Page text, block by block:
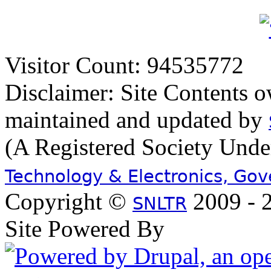
Visitor Count: 94535772
Disclaimer: Site Contents
maintained and updated by
(A Registered Society
Technology & Electronics,
Copyright © SNLTR 2009 -
Site Powered By